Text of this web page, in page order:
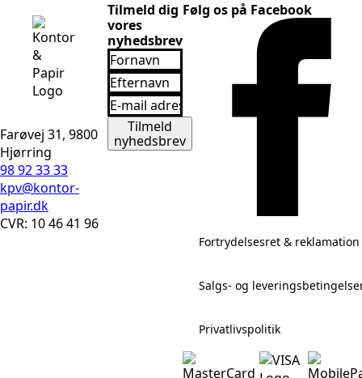
Farøvej 31, 9800
Hjørring
98 92 33 33
kpv@kontor-
papir.dk
CVR: 10 46 41 96
Tilmeld dig
vores
nyhedsbrev
Fornavn
*
Efternavn
*
Email
*
Tilmeld
nyhedsbrev
Følg os på Facebook
Fortrydelsesret & reklamation
Salgs- og
Privatlivspolitik